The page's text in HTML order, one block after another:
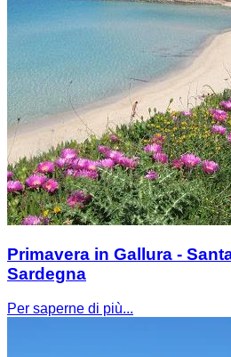
Primavera in Gallura -
Sardegna
Per saperne di più...